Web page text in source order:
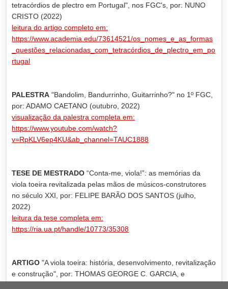
tetracórdios de plectro em Portugal", nos FGC's, por: NUNO
CRISTO (2022)
leitura do artigo completo em:
https://www.academia.edu/73614521/os_nomes_e_as_formas
_questões_relacionadas_com_tetracórdios_de_plectro_em_po
rtugal
PALESTRA "Bandolim, Bandurrinho, Guitarrinho?" no 1º FGC,
por: ADAMO CAETANO (outubro, 2022)
visualização da palestra completa em:
https://www.youtube.com/watch?
v=RpKLV6ep4KU&ab_channel=TAUC1888
TESE DE MESTRADO “Conta-me, viola!”: as memórias da
viola toeira revitalizada pelas mãos de músicos-construtores
no século XXI, por: FELIPE BARÃO DOS SANTOS (julho,
2022)
leitura da tese completa em:
https://ria.ua.pt/handle/10773/35308
ARTIGO "A viola toeira: história, desenvolvimento, revitalização
e construção", por: THOMAS GEORGE C. GARCIA, e